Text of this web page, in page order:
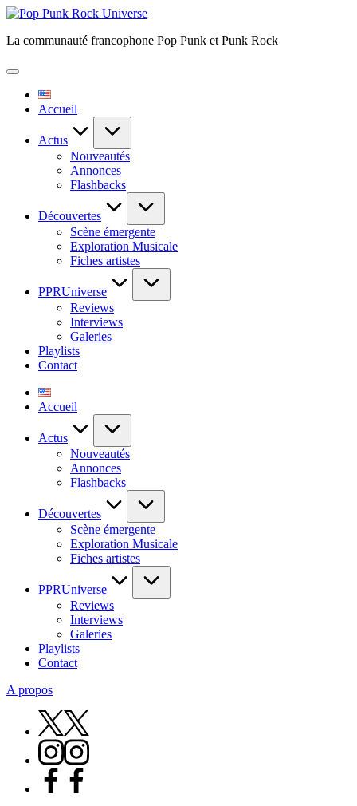
Skip
content
Pop
Rock
La communauté francophone Pop Punk et Punk Rock
Accueil
Actus
Nouveautés
Annonces
Flashbacks
Découvertes
Scène émergente
Exploration Musicale
Fiches artistes
PPRUniverse
Reviews
Interviews
Galeries
Playlists
Contact
Accueil
Actus
Nouveautés
Annonces
Flashbacks
Découvertes
Scène émergente
Exploration Musicale
Fiches artistes
PPRUniverse
Reviews
Interviews
Galeries
Playlists
Contact
A propos
X
Instagram
Facebook